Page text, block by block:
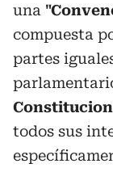
una
compuesta
partes
todos sus